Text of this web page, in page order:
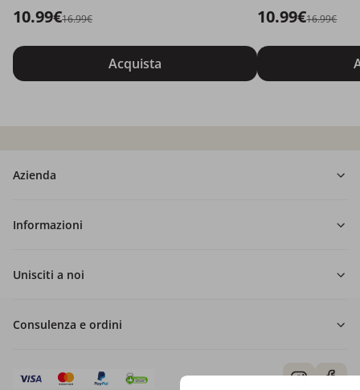
10.99€16.99€
Acquista
10.99€16.99€
Azienda
Informazioni
Unisciti a noi
Consulenza e ordini